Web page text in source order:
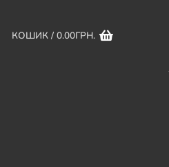
КОШИК / 0.00ГРН.